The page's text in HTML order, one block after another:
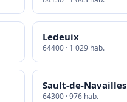
Ledeuix
64400 · 1 029 hab.
Sault-de-Navailles
64300 · 976 hab.